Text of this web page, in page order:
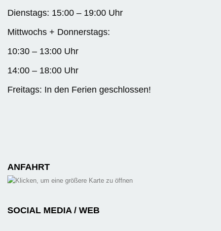
Dienstags: 15:00 – 19:00 Uhr
Mittwochs + Donnerstags:
10:30 – 13:00 Uhr
14:00 – 18:00 Uhr
Freitags: In den Ferien geschlossen!
ANFAHRT
SOCIAL MEDIA / WEB